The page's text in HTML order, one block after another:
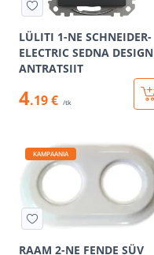
LÜLITI 1-NE SCHNEIDER-
ELECTRIC SEDNA DESIGN
ANTRATSIIT
4.19 € /tk
KAMPAANIA
RAAM 2-NE FENDE SÜV